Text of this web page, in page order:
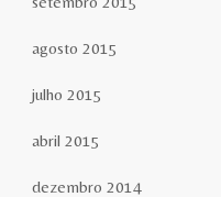
agosto 2015
julho 2015
abril 2015
dezembro 2014